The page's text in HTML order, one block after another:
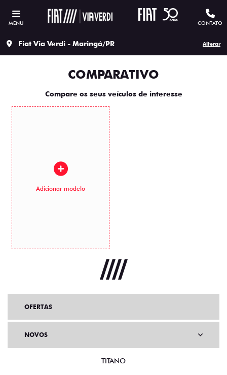
MENU CONTATO
Fiat Via Verdi - Maringá/PR Alterar
COMPARATIVO
Compare os seus veículos de interesse
Adicionar modelo
OFERTAS
NOVOS
TITANO